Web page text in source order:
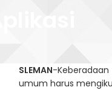
SLEMAN-Keberadaan
umum harus